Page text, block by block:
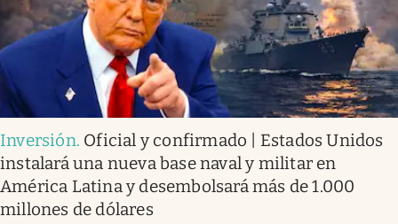
Inversión. Oficial y confirmado | Estados Unidos
instalará una nueva base naval y militar en
América Latina y desembolsará más de 1.000
millones de dólares